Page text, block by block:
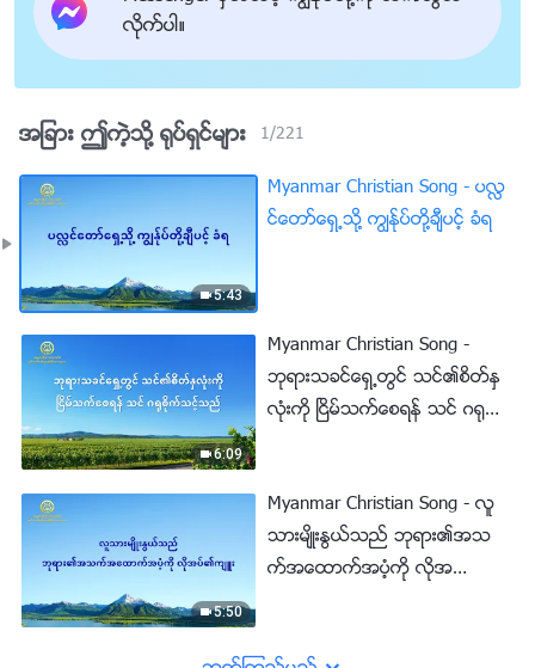
လိုက္ပါ။
အျခား ဤကဲ့သို႔ ႐ုပ္ရွင္မ်ား 1/221
5:43
Myanmar Christian Song - ပလႅ
င္ေတာ္ေရွ႕သို႔ ကြၽန္ုပ္တို႔ခ်ီပင့္ ခံရ
6:09
Myanmar Christian Song -
ဘုရားသခင္ေရွ႕တြင္ သင္၏စိတ္ႏွ
လုံးကို ၿငိမ္သက္ေစရန္ သင္ ဂ႐ုစို
5:50
Myanmar Christian Song - လူ
သားမ်ိဳးႏြယ္သည္ ဘုရား၏အသ
က္အေထာက္အပံ့ကို လိုအ